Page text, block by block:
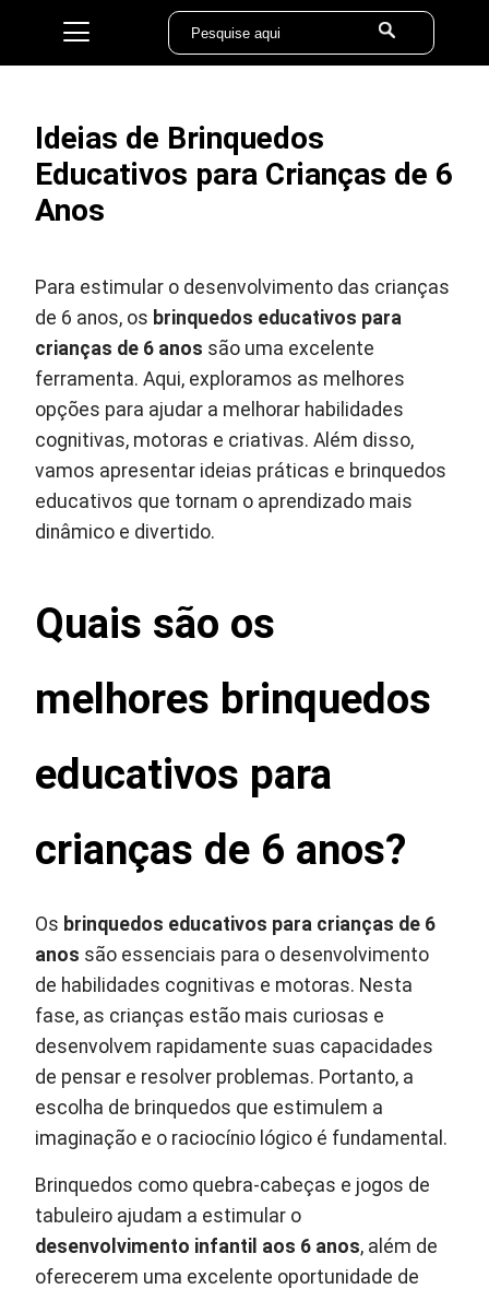
Ideias de Brinquedos
Educativos para Crianças de 6
Anos
Para estimular o desenvolvimento das crianças
de 6 anos, os brinquedos educativos para
crianças de 6 anos são uma excelente
ferramenta. Aqui, exploramos as melhores
opções para ajudar a melhorar habilidades
cognitivas, motoras e criativas. Além disso,
vamos apresentar ideias práticas e brinquedos
educativos que tornam o aprendizado mais
dinâmico e divertido.
Quais são os
melhores brinquedos
educativos para
crianças de 6 anos?
Os brinquedos educativos para crianças de 6
anos são essenciais para o desenvolvimento
de habilidades cognitivas e motoras. Nesta
fase, as crianças estão mais curiosas e
desenvolvem rapidamente suas capacidades
de pensar e resolver problemas. Portanto, a
escolha de brinquedos que estimulem a
imaginação e o raciocínio lógico é fundamental.
Brinquedos como quebra-cabeças e jogos de
tabuleiro ajudam a estimular o
desenvolvimento infantil aos 6 anos, além de
oferecerem uma excelente oportunidade de